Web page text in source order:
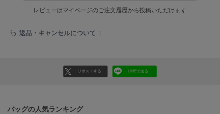
リリーブラウン
LILY BROWN Lingerie
リリーブラウンランジェリー
リトルユニオン トウキョウ
メイドオブオーガニクス
レビューはマイページのご注文履歴から投稿いただけます
返品・キャンセルについて
リポストする LINEで送る
バッグの人気ランキング